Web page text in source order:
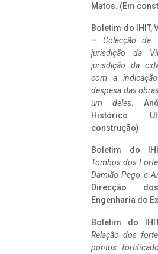
Matos. (Em
Boletim do IHIT,
– Colecção
jurisdição da
jurisdição da
com a
despesa das
um deles.
Histórico
construção)
Boletim do
Tombos dos
Damião Pego e
Direcção
Engenharia do
Boletim do
Relação dos
pontos